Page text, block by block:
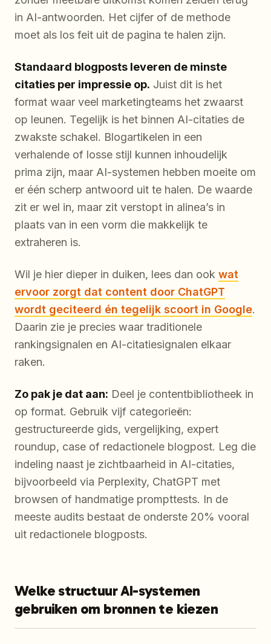
in AI-antwoorden. Het cijfer of de methode
moet als los feit uit de pagina te halen zijn.
Standaard blogposts leveren de minste
citaties per impressie op. Juist dit is het
format waar veel marketingteams het zwaarst
op leunen. Tegelijk is het binnen AI-citaties de
zwakste schakel. Blogartikelen in een
verhalende of losse stijl kunnen inhoudelijk
prima zijn, maar AI-systemen hebben moeite om
er één scherp antwoord uit te halen. De waarde
zit er wel in, maar zit verstopt in alinea’s in
plaats van in een vorm die makkelijk te
extraheren is.
Wil je hier dieper in duiken, lees dan ook wat
ervoor zorgt dat content door ChatGPT
wordt geciteerd én tegelijk scoort in Google.
Daarin zie je precies waar traditionele
rankingsignalen en AI-citatiesignalen elkaar
raken.
Zo pak je dat aan: Deel je contentbibliotheek in
op format. Gebruik vijf categorieën:
gestructureerde gids, vergelijking, expert
roundup, case of redactionele blogpost. Leg die
indeling naast je zichtbaarheid in AI-citaties,
bijvoorbeeld via Perplexity, ChatGPT met
browsen of handmatige prompttests. In de
meeste audits bestaat de onderste 20% vooral
uit redactionele blogposts.
Welke structuur AI-systemen
gebruiken om bronnen te kiezen